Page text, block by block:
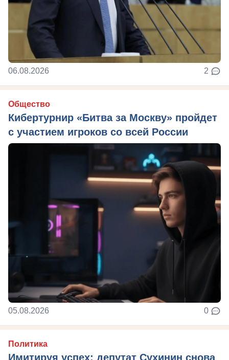
06.08.2026 2
Общество
Кибертурнир «Битва за Москву» пройдет
с участием игроков со всей России
05.08.2026 0
Политика
Имитируя успех: депутат Сухинин снова